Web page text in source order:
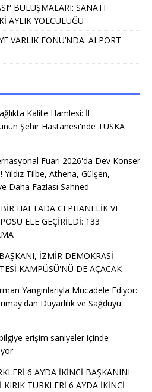
BULUŞMALARI: SANATI
AYLIK YOLCULUĞU
VARLIK FONU’NDA: ALPORT
Kalite Hamlesi: İl
Şehir Hastanesi'nde TÜSKA
Fuarı 2026'da Dev Konser
Tilbe, Athena, Gülşen,
Daha Fazlası Sahned
HAFTADA CEPHANELİK VE
ELE GEÇİRİLDİ: 133
İZMİR DEMOKRASİ
KAMPÜSÜ'NÜ DE AÇACAK
Yangınlarıyla Mücadele Ediyor:
Duyarlılık ve Sağduyu
erişim saniyeler içinde
6 AYDA İKİNCİ BAŞKANINI
KIRIK TÜRKLERİ 6 AYDA İKİNCİ